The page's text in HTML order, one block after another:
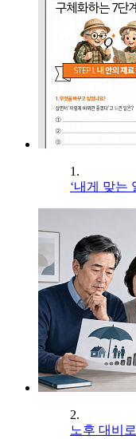
1.
‘내게 맞는
2.
노후 대비